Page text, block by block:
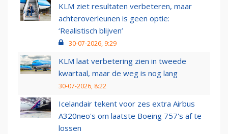
KLM ziet resultaten verbeteren, maar
achteroverleunen is geen optie:
‘Realistisch blijven’
30-07-2026, 9:29
KLM laat verbetering zien in tweede
kwartaal, maar de weg is nog lang
30-07-2026, 8:22
Icelandair tekent voor zes extra Airbus
A320neo's om laatste Boeing 757's af te
lossen